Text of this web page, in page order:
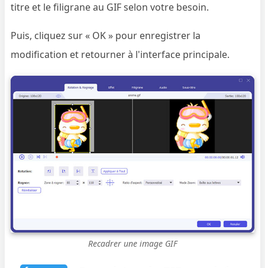
titre et le filigrane au GIF selon votre besoin.
Puis, cliquez sur « OK » pour enregistrer la
modification et retourner à l'interface principale.
Recadrer une image GIF